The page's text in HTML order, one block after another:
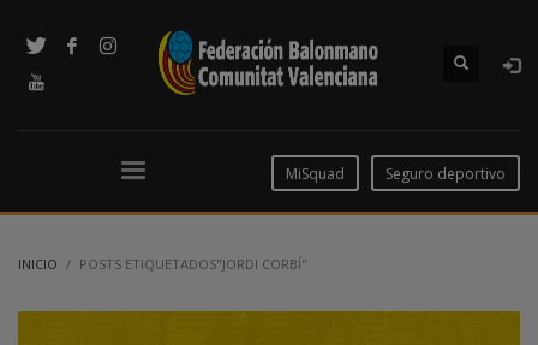
MiSquad Seguro deportivo
INICIO POSTS ETIQUETADOS"JORDI CORBÍ"